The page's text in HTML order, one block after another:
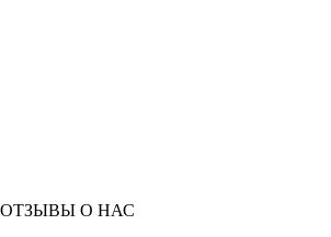
ОТЗЫВЫ О НАС